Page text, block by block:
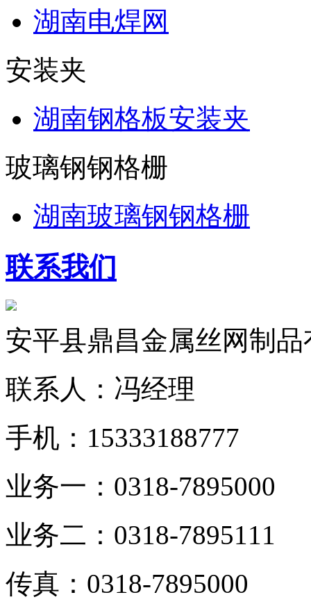
湖南电焊网
安装夹
湖南钢格板安装夹
玻璃钢钢格栅
湖南玻璃钢钢格栅
联系我们
安平县鼎昌金属丝网制
联系人：冯经理
手机：15333188777
业务一：0318-7895000
业务二：0318-7895111
传真：0318-7895000